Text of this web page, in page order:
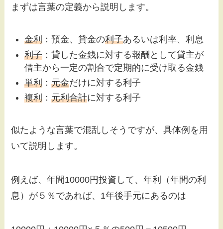
まずは言葉の定義から説明します。
金利 ：預金、貸金の利子あるいは利率、利息
利子 ：貸した金銭に対する報酬として貸主が
借主から一定の割合で定期的に受け取る金銭
単利 ：元金だけに対する利子
複利 ：元利合計に対する利子
似たような言葉で混乱しそうですが、具体例を用
いて説明します。
例えば、年間10000円投資して、年利（年間の利
息）が５％であれば、1年後手元にあるのは